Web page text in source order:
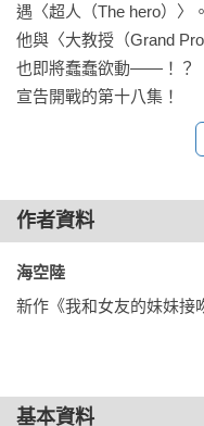
遇〈超人（The hero）〉。
他與〈大教授（Grand
也即將蠢蠢欲動——！？
宣告開戰的第十八集！
作者資料
海空陸
新作《我和女友的妹妹接
基本資料